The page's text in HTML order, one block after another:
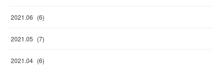
2021.06 (6)
2021.05 (7)
2021.04 (6)